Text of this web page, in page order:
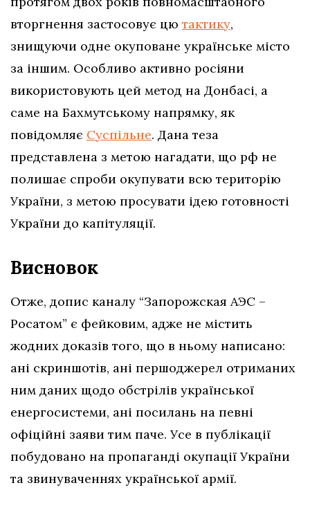
вторгнення застосовує цю тактику,
знищуючи одне окуповане українське місто
за іншим. Особливо активно росіяни
використовують цей метод на Донбасі, а
саме на Бахмутському напрямку, як
повідомляє Суспільне. Дана теза
представлена з метою нагадати, що рф не
полишає спроби окупувати всю територію
України, з метою просувати ідею готовності
України до капітуляції.
Висновок
Отже, допис каналу “Запорожская АЭС –
Росатом” є фейковим, адже не містить
жодних доказів того, що в ньому написано:
ані скриншотів, ані першоджерел отриманих
ним даних щодо обстрілів української
енергосистеми, ані посилань на певні
офіційні заяви тим паче. Усе в публікації
побудовано на пропаганді окупації України
та звинуваченнях української армії.